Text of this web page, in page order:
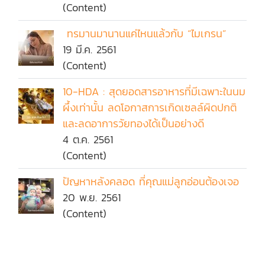
(Content)
ทรมานมานานแค่ไหนแล้วกับ “ไมเกรน”
19 มี.ค. 2561
(Content)
10-HDA : สุดยอดสารอาหารที่มีเฉพาะในนม
ผึ้งเท่านั้น ลดโอกาสการเกิดเซลล์ผิดปกติ
และลดอาการวัยทองได้เป็นอย่างดี
4 ต.ค. 2561
(Content)
ปัญหาหลังคลอด ที่คุณแม่ลูกอ่อนต้องเจอ
20 พ.ย. 2561
(Content)